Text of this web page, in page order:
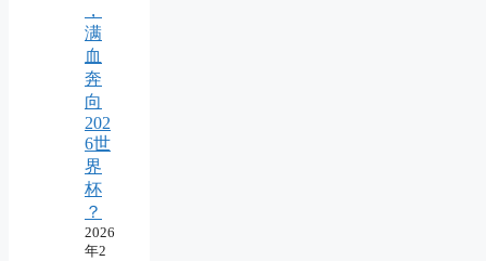
，
满
血
奔
向
202
6世
界
杯
？
2026
年2